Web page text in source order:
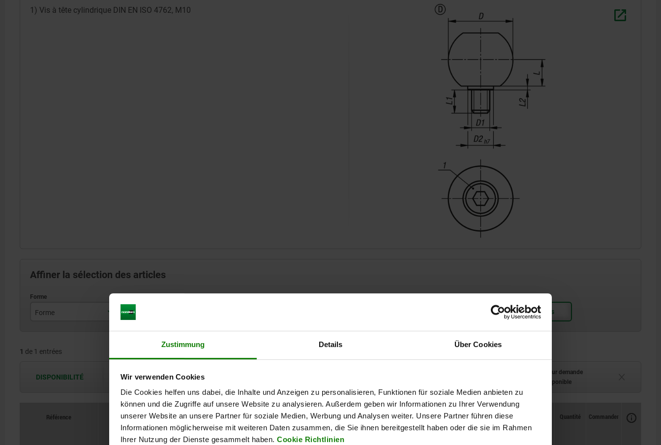
Zustimmung Details Über Cookies
Wir verwenden Cookies
Die Cookies helfen uns dabei, die Inhalte und Anzeigen zu personalisieren, Funktionen für soziale Medien anbieten zu
können und die Zugriffe auf unsere Website zu analysieren. Außerdem geben wir Informationen zu Ihrer Verwendung
unserer Website an unsere Partner für soziale Medien, Werbung und Analysen weiter. Unsere Partner führen diese
Informationen möglicherweise mit weiteren Daten zusammen, die Sie ihnen bereitgestellt haben oder die sie im Rahmen
Ihrer Nutzung der Dienste gesammelt haben. Cookie Richtlinien
1) Vis à tête cylindrique DIN EN ISO 4762, M10
Affiner la sélection des articles
Forme Taille
50 50 M16 25
1 de 1 entrées
DISPONIBILITÉ Les disponibilités sont actualisées plusieurs fois par jour à intervalles réguliers.
Délai de livraison sur demande
Actuellement indisponible
Référence
Forme
Taille D D1 D2 L L1 L2
CAO
Disponibilité
Prix
Quantité Commander